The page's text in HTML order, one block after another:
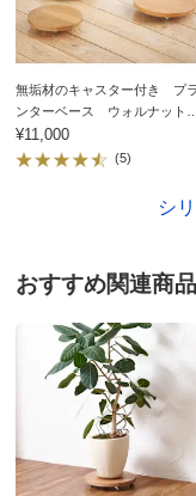
ます。
■日本製
■天然素材を使用し
多少あります。天然
ください。
ホワイトオーク
東京都
本来の使い方では
ミューダ」の扇風
扇風機をあちらこ
少々お高いですが
2025/07/02
無垢材のキャスター付き プラ
ンターベース ウォルナット
径29cm
¥11,000
(5)
シ
おすすめ関連商品